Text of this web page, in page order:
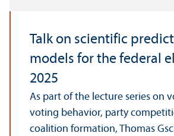
Talk on scientific
models for the federal
2025
As part of the lecture series on
voting behavior, party
coalition formation, Thomas